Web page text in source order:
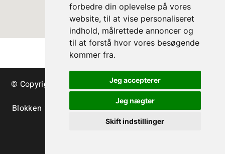
forbedre din oplevelse på vores
website, til at vise personaliseret
indhold, målrettede annoncer og
til at forstå hvor vores besøgende
kommer fra.
Jeg accepterer
Jeg nægter
Skift indstillinger
© Copyright Danish Christmas Tree Association - trees
& greenery
Blokken 15 | DK-3460 Birkerød | Tlf.:+45 45 35 24 12
info@christmastree.dk